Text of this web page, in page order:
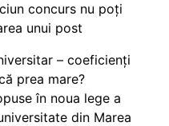
concurs nu poți
unui post
– coeficienți
prea mare?
în noua lege a
din Marea